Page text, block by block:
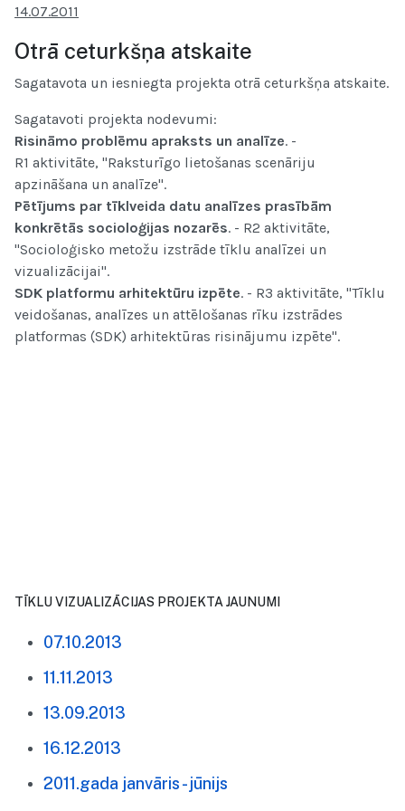
14.07.2011
Otrā ceturkšņa atskaite
Sagatavota un iesniegta projekta otrā ceturkšņa atskaite.
Sagatavoti projekta nodevumi:
Risināmo problēmu apraksts un analīze. -
R1 aktivitāte, "Raksturīgo lietošanas scenāriju
apzināšana un analīze".
Pētījums par tīklveida datu analīzes prasībām
konkrētās socioloģijas nozarēs. - R2 aktivitāte,
"Socioloģisko metožu izstrāde tīklu analīzei un
vizualizācijai".
SDK platformu arhitektūru izpēte. - R3 aktivitāte, "Tīklu
veidošanas, analīzes un attēlošanas rīku izstrādes
platformas (SDK) arhitektūras risinājumu izpēte".
TĪKLU VIZUALIZĀCIJAS PROJEKTA JAUNUMI
07.10.2013
11.11.2013
13.09.2013
16.12.2013
2011.gada janvāris - jūnijs